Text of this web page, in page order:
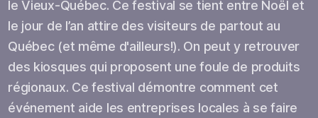
le Vieux-Québec. Ce festival se tient entre Noël et
le jour de l’an attire des visiteurs de partout au
Québec (et même d'ailleurs!). On peut y retrouver
des kiosques qui proposent une foule de produits
régionaux. Ce festival démontre comment cet
événement aide les entreprises locales à se faire